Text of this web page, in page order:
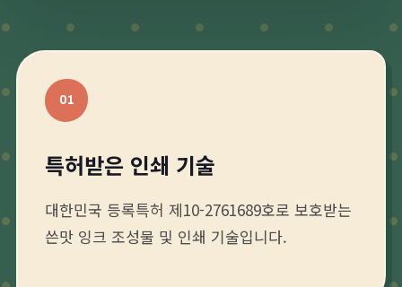
01
특허받은 인쇄 기술
대한민국 등록특허 제10-2761689호로 보호받는
쓴맛 잉크 조성물 및 인쇄 기술입니다.